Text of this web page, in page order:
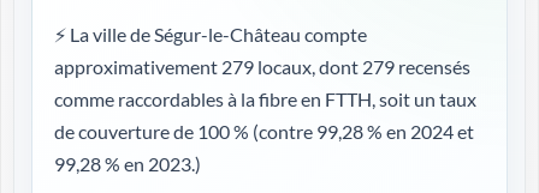
⚡ La ville de Ségur-le-Château compte
approximativement 279 locaux, dont 279 recensés
comme raccordables à la fibre en FTTH, soit un taux
de couverture de 100 % (contre 99,28 % en 2024 et
99,28 % en 2023.)